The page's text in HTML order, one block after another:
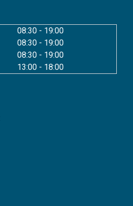
08:30 - 19:00
08:30 - 19:00
08:30 - 19:00
13:00 - 18:00